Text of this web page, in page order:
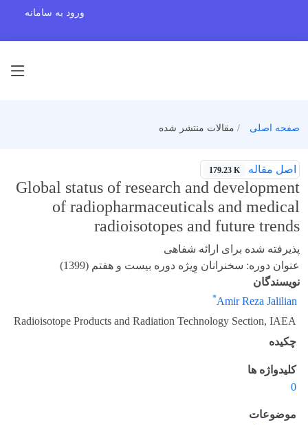
ورود به سامانه
صفحه اصلی مقالات منتشر شده
اصل مقاله 179.23 K
Global status of research and development
of radiopharmaceuticals and medical
radioisotopes and future trends
پذیرفته شده برای ارائه شفاهی
عنوان دوره: سخنرانان وِیژه دوره بیست و هفتم (1399)
نویسندگان
Amir Reza Jalilian
*
Radioisotope Products and Radiation Technology Section, IAEA
چکیده
کلیدواژه ها
0
موضوعات